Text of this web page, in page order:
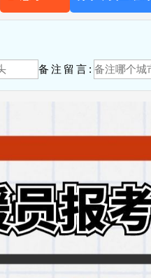
备注留言: